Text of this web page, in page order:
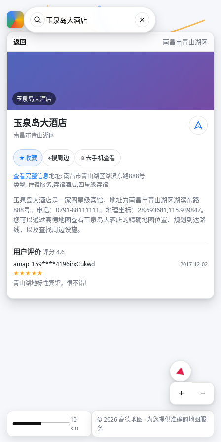
返回 南昌市青山湖区
玉泉岛大酒店
玉泉岛大酒店
南昌市青山湖区
★收藏 ⌖搜周边 📱 去手机查看
查看完整信息地址: 南昌市青山湖区湖滨东路888号
类型: 住宿服务;宾馆酒店;四星级宾馆
玉泉岛大酒店是一家四星级宾馆，地址为南昌市青山湖区湖滨东路
888号。电话：0791-88111111。地理坐标：28.693681,115.939847。
您可以通过高德地图查看玉泉岛大酒店的精确地图位置、规划到达路
线，以及查找周边设施。
用户评价评分 4.6
amap_159****4196irxCukwd
2017-12-02
★★★★★
青山湖地标性宾馆。很不错！
+ −
10
km
© 2026 高德地图 · 为您提供准确的地图服
务